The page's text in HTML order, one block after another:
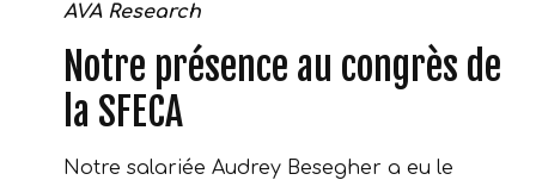
AVA Research
Notre présence au congrès de
la SFECA
Notre salariée Audrey Besegher a eu le